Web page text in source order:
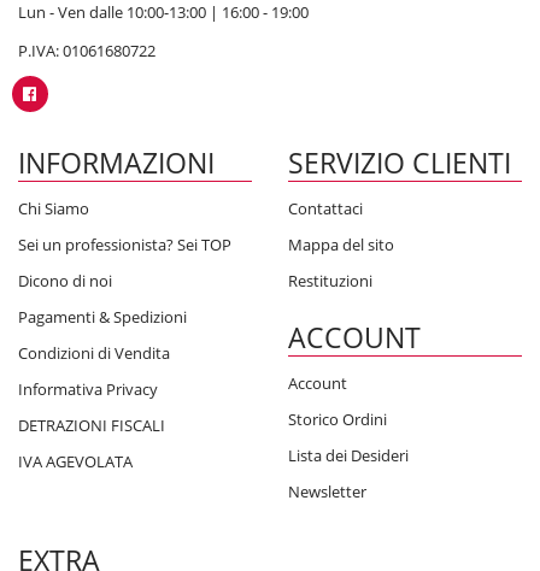
Lun - Ven dalle 10:00-13:00 | 16:00 - 19:00
P.IVA: 01061680722
INFORMAZIONI
Chi Siamo
Sei un professionista? Sei TOP
Dicono di noi
Pagamenti & Spedizioni
Condizioni di Vendita
Informativa Privacy
DETRAZIONI FISCALI
IVA AGEVOLATA
SERVIZIO CLIENTI
Contattaci
Mappa del sito
Restituzioni
ACCOUNT
Account
Storico Ordini
Lista dei Desideri
Newsletter
EXTRA